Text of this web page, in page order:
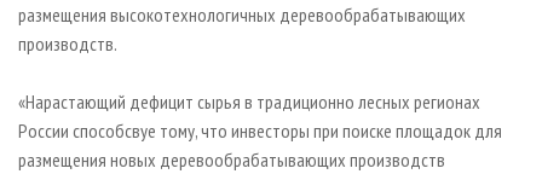
размещения высокотехнологичных деревообрабатывающих
производств.
«Нарастающий дефицит сырья в традиционно лесных регионах
России способсвуе тому, что инвесторы при поиске площадок для
размещения новых деревообрабатывающих производств